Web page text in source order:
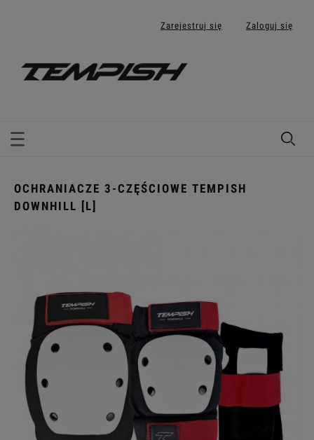
Zarejestruj się Zaloguj się
OCHRANIACZE 3-CZĘŚCIOWE TEMPISH
DOWNHILL [L]